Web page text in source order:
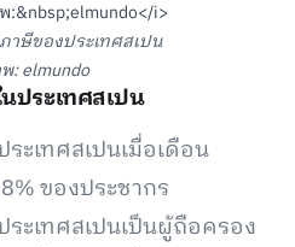
าษีของประเทศสเปน
: elmundo
ประเทศสเปน
ะเทศสเปนเมื่อเดือน
ของประชากร
ะเทศสเปนเป็นผู้ถือครอง